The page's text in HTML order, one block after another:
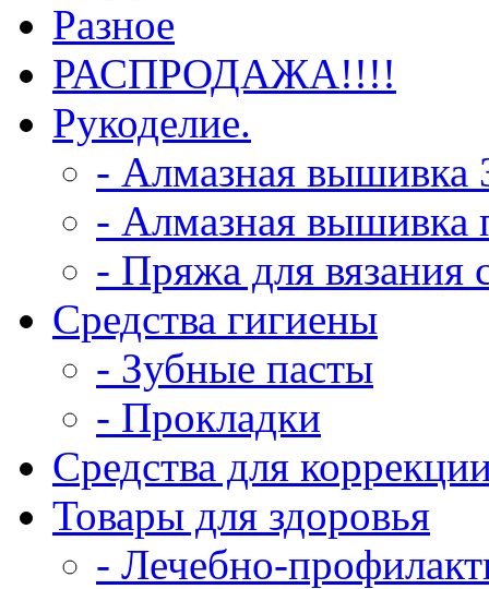
Разное
РАСПРОДАЖА!!!!
Рукоделие.
- Алмазная вышивка
- Алмазная вышивка
- Пряжа для
Средства гигиены
- Зубные пасты
- Прокладки
Средства для
Товары для здоровья
- Лечебно-